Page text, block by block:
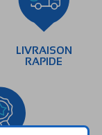
LIVRAISON
RAPIDE